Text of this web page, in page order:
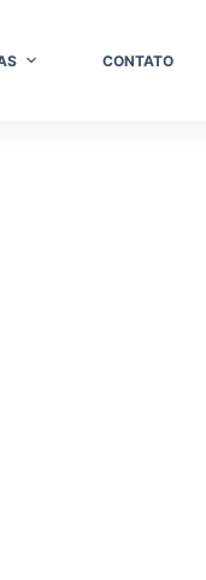
CONTATO